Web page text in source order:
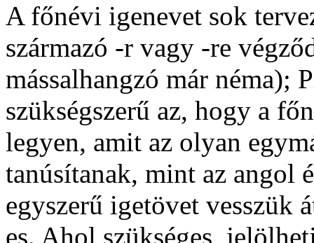
A főnévi igenevet sok
származó -r vagy -re
mássalhangzó már néma);
szükségszerű az, hogy a
legyen, amit az olyan
tanúsítanak, mint az angol
egyszerű igetövet vesszük
es. Ahol szükséges,